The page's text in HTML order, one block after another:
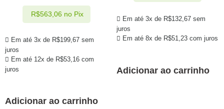
Em até 3x de R$199,67 sem
juros
Em até 12x de R$53,16 com
juros
R$563,06 no Pix
Adicionar ao carrinho
Em até 3x de R$132,67sem
juros
Em até 8x de R$51,23com juros
Adicionar ao carrinho